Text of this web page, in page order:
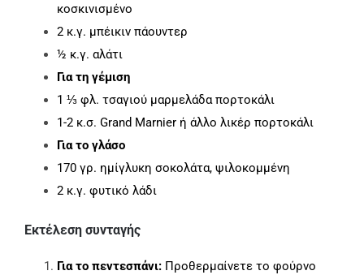
κοσκινισμένο
2 κ.γ. μπέικιν πάουντερ
½ κ.γ. αλάτι
Για τη γέμιση
1 ⅓ φλ. τσαγιού μαρμελάδα πορτοκάλι
1-2 κ.σ. Grand Marnier ή άλλο λικέρ πορτοκάλι
Για το γλάσο
170 γρ. ημίγλυκη σοκολάτα, ψιλοκομμένη
2 κ.γ. φυτικό λάδι
Εκτέλεση συνταγής
Για το πεντεσπάνι: Προθερμαίνετε το φούρνο